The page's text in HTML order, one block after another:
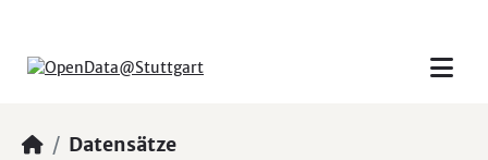
Datensätze